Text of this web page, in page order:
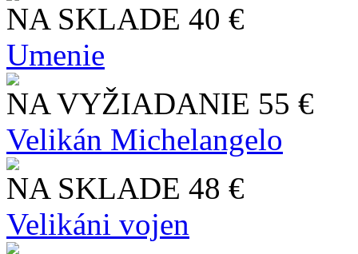
NA SKLADE 40 €
Umenie
NA VYŽIADANIE 55 €
Velikán Michelangelo
NA SKLADE 48 €
Velikáni vojen